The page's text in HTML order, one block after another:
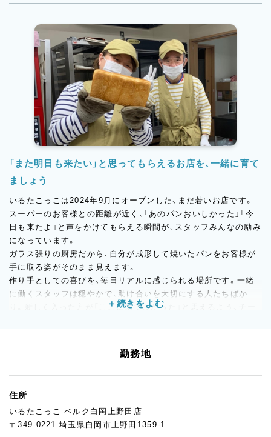
5日。有給休暇は初月から付与され、取得も推奨しています。
えるチームの雰囲気があるから、スタッフが無理をせず長く働き
続けられています。
残業もほぼありません。
スタッフを余裕ある人数で配置しているので、一人に負担が集中
しない体制を整えています。
「定時で帰れる」が当たり前の職場です。
産休・育休の取得実績もあり。ライフステージが変わっても働き
続けられる環境を、法人全体でサポートしています。
「また明日も来たい」と思ってもらえるお店を、一緒に育て
ましょう
いるたこっこは2024年9月にオープンした、まだ若いお店です。
スーパーのお客様との距離が近く、「あのパンおいしかった」「今
日も来たよ」と声をかけてもらえる瞬間が、スタッフみんなの励み
になっています。
ガラス張りの厨房だから、自分が成形して焼いたパンをお客様が
手に取る姿がそのまま見えます。
作り手としての喜びを、毎日リアルに感じられる場所です。一緒
に働くスタッフは穏やかで、助け合いを大切にする人たちばか
り。新しく入った方が「ここに来てよかった」と思えるよう、チー
て働ける場所」を探している方。
ぜひ一度、お気軽にご応募ください。スタッフ一同、お会いできる
ことを楽しみにしています。
勤務地
住所
いるたこっこ ベルク白岡上野田店
〒349-0221 埼玉県白岡市上野田1359-1